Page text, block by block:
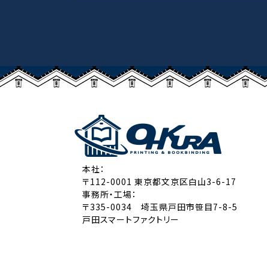
本社：
〒112-0001 東京都文京区白山3-6-17
事務所・工場：
〒335-0034 埼玉県戸田市笹目7-8-5
戸田スマートファクトリー